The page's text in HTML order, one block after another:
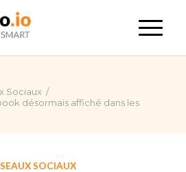
Sociaux /
désormais affiché dans les
SOCIAUX